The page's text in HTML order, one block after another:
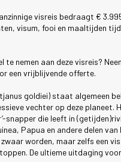
visreis bedraagt €
visum, fooi en maaltijden
te nemen aan deze visreis?
een vrijblijvende offerte.
goldiei) staat algemeen
vechter op deze planeet.
snapper die leeft in
Papua en andere delen van
worden, maar zelfs een
De ultieme uitdaging voor